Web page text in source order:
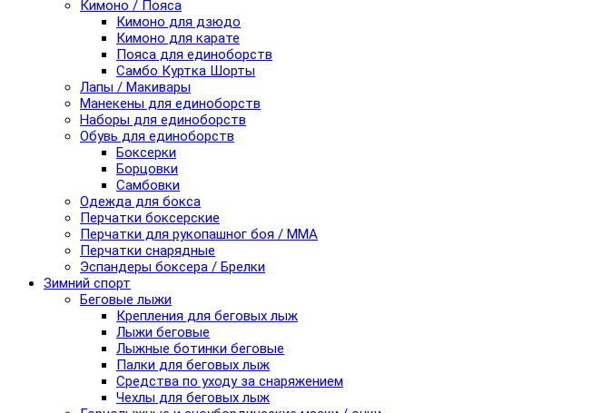
Кимоно / Пояса
Кимоно для дзюдо
Кимоно для карате
Пояса для единоборств
Самбо Куртка Шорты
Лапы / Макивары
Манекены для единоборств
Наборы для единоборств
Обувь для единоборств
Боксерки
Борцовки
Самбовки
Одежда для бокса
Перчатки боксерские
Перчатки для рукопашног боя / ММА
Перчатки снарядные
Эспандеры боксера / Брелки
Зимний спорт
Беговые лыжи
Крепления для беговых лыж
Лыжи беговые
Лыжные ботинки беговые
Палки для беговых лыж
Средства по уходу за снаряжением
Чехлы для беговых лыж